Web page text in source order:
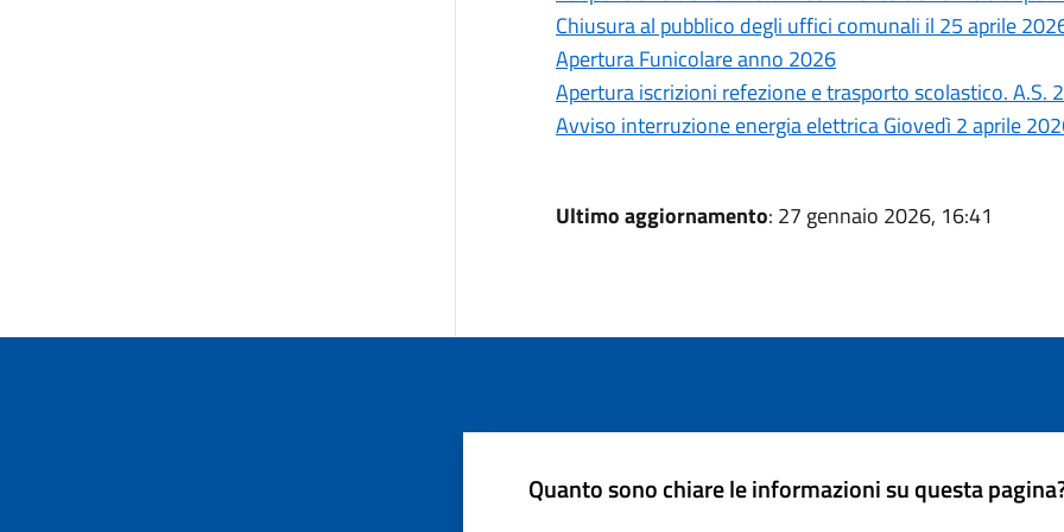
Chiusura al pubblico degli uffici comunali il 25 aprile
Apertura Funicolare anno 2026
Apertura iscrizioni refezione e trasporto scolastico. A.S.
Avviso interruzione energia elettrica Giovedì 2 aprile
Ultimo aggiornamento: 27 gennaio 2026, 16:41
Quanto sono chiare le informazioni su questa